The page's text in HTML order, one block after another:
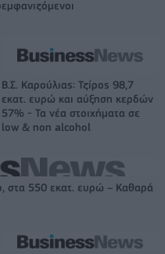
Β.Σ. Καρούλιας: Τζίρος 98,7
εκατ. ευρώ και αύξηση κερδών
57% - Τα νέα στοιχήματα σε
low & non alcohol
στα 550 εκατ. ευρώ – Καθαρά